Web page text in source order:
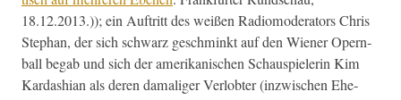
18.12.2013.)); ein Auftritt des weißen Radiomod­er­a­tors Chris
Stephan, der sich schwarz geschminkt auf den Wiener Opern­
ball begab und sich der amerikanis­chen Schaus­pielerin Kim
Kar­dashi­an als deren dama­liger Ver­lobter (inzwis­chen Ehe­